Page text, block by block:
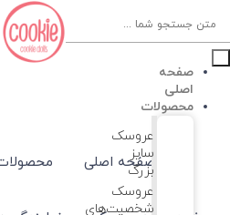
search
صفحه اصلی
صفحه
اصلی
محصولات
عروسک
سایز
بزرگ
عروسک‌
شخصیت‌های